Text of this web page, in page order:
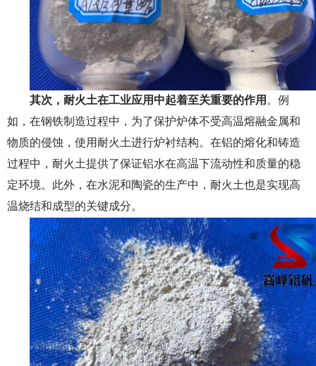
其次， 耐火土在工业应用中起着至关重要的作用。例
如，在钢铁制造过程中，为了保护炉体不受高温熔融金属和
物质的侵蚀，使用耐火土进行炉衬结构。在铝的熔化和铸造
过程中，耐火土提供了保证铝水在高温下流动性和质量的稳
定环境。此外，在水泥和陶瓷的生产中，耐火土也是实现高
温烧结和成型的关键成分。